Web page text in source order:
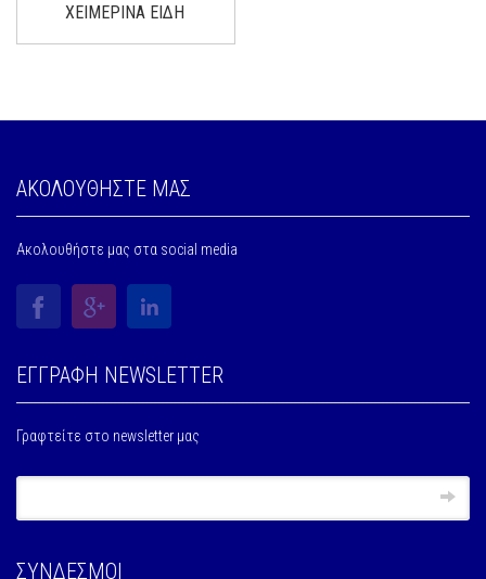
ΧΕΙΜΕΡΙΝΑ ΕΙΔΗ
ΑΚΟΛΟΥΘΗΣΤΕ ΜΑΣ
Ακολουθήστε μας στα social media
ΕΓΓΡΑΦΗ NEWSLETTER
Γραφτείτε στο newsletter μας
ΣΥΝΔΕΣΜΟΙ